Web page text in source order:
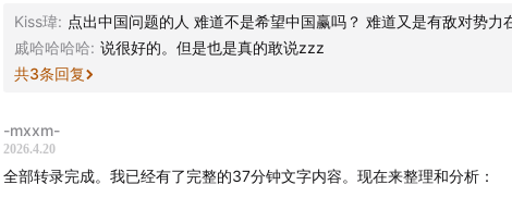
Kiss瑋: 点出中国问题的人 难道不是希望中国赢吗？ 难道又是有敌对势力
戚哈哈哈哈: 说很好的。但是也是真的敢说zzz
共3条回复
-mxxm-
2026.4.20
全部转录完成。我已经有了完整的37分钟文字内容。现在来整理和分析：